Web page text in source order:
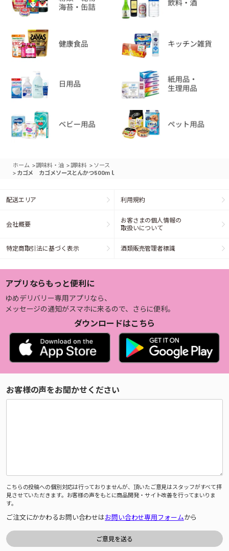
ホーム >調味料・油 >調味料 > ソース
> カゴメ カゴメソースとんかつ500ｍｌ
配送エリア 利用規約
会社概要
お客さまの個人情報の
取扱いについて
特定商取引法に基づく表示 酒類販売管理者標識
アプリならもっと便利に
ゆめデリバリー専用アプリなら、
メッセージの通知がスマホに来るので、さらに便利。
ダウンロードはこちら
お客様の声をお聞かせください
こちらの投稿への個別対応は行っておりませんが、頂いたご意見はスタッフがすべて拝
見させていただきます。お客様の声をもとに商品開発・サイト改善を行ってまいりま
す。
ご注文にかかわるお問い合わせはお問い合わせ専用フォームから